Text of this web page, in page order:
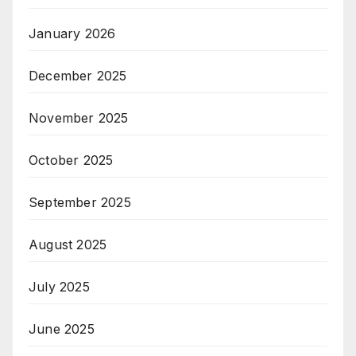
January 2026
December 2025
November 2025
October 2025
September 2025
August 2025
July 2025
June 2025